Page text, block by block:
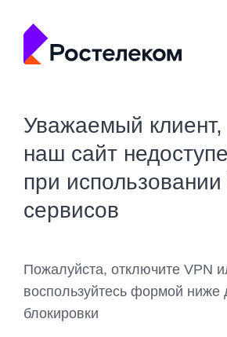
Уважаемый клиент,
наш сайт
при использовании
сервисов
Пожалуйста, отключите VPN
воспользуйтесь формой ниже
блокировки